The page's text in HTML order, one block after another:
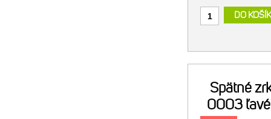
DO
Spätné
0003